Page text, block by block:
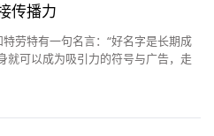
传播力
劳特有一句名言：“好名字是长期成
就可以成为吸引力的符号与广告，走